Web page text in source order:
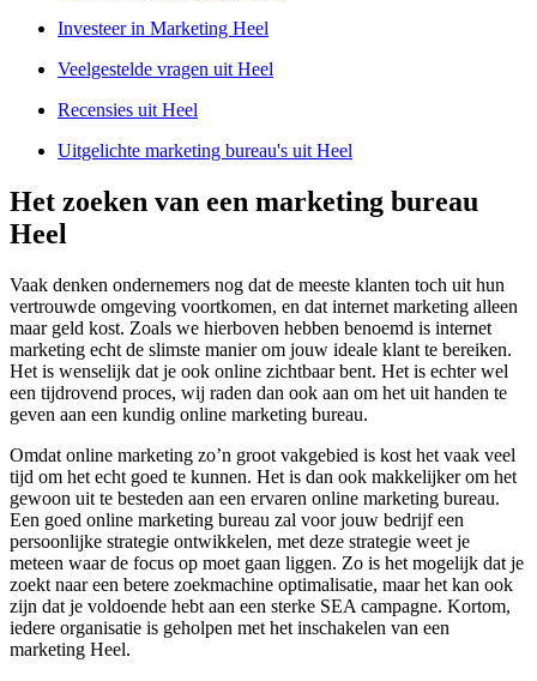
Investeer in Marketing Heel
Veelgestelde vragen uit Heel
Recensies uit Heel
Uitgelichte marketing bureau's uit Heel
Het zoeken van een marketing bureau
Heel
Vaak denken ondernemers nog dat de meeste klanten toch uit hun
vertrouwde omgeving voortkomen, en dat internet marketing alleen
maar geld kost. Zoals we hierboven hebben benoemd is internet
marketing echt de slimste manier om jouw ideale klant te bereiken.
Het is wenselijk dat je ook online zichtbaar bent. Het is echter wel
een tijdrovend proces, wij raden dan ook aan om het uit handen te
geven aan een kundig online marketing bureau.
Omdat online marketing zo’n groot vakgebied is kost het vaak veel
tijd om het echt goed te kunnen. Het is dan ook makkelijker om het
gewoon uit te besteden aan een ervaren online marketing bureau.
Een goed online marketing bureau zal voor jouw bedrijf een
persoonlijke strategie ontwikkelen, met deze strategie weet je
meteen waar de focus op moet gaan liggen. Zo is het mogelijk dat je
zoekt naar een betere zoekmachine optimalisatie, maar het kan ook
zijn dat je voldoende hebt aan een sterke SEA campagne. Kortom,
iedere organisatie is geholpen met het inschakelen van een
marketing Heel.